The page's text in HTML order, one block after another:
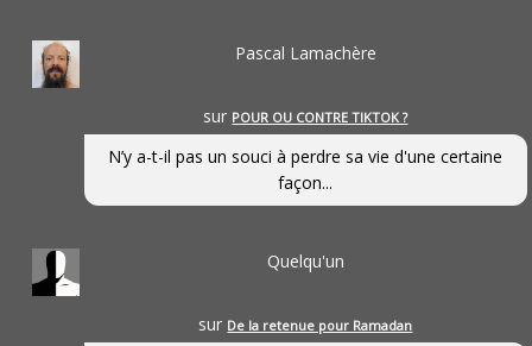
Pascal Lamachère
sur POUR OU CONTRE TIKTOK ?
N’y a-t-il pas un souci à perdre sa vie d'une certaine
façon...
Quelqu'un
sur De la retenue pour Ramadan